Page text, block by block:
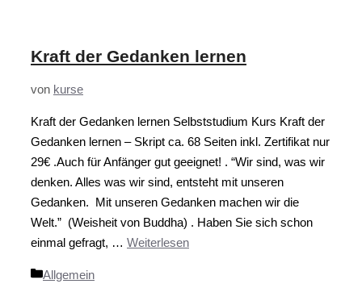
Kraft der Gedanken lernen
von kurse
Kraft der Gedanken lernen Selbststudium Kurs Kraft der
Gedanken lernen – Skript ca. 68 Seiten inkl. Zertifikat nur
29€ .Auch für Anfänger gut geeignet! . “Wir sind, was wir
denken. Alles was wir sind, entsteht mit unseren
Gedanken. Mit unseren Gedanken machen wir die
Welt.” (Weisheit von Buddha) . Haben Sie sich schon
einmal gefragt, … Weiterlesen
Kategorien
Allgemein